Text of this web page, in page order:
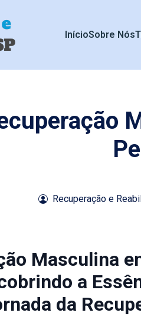
InícioSobre Nós
Recuperação e
Masculina
a
da